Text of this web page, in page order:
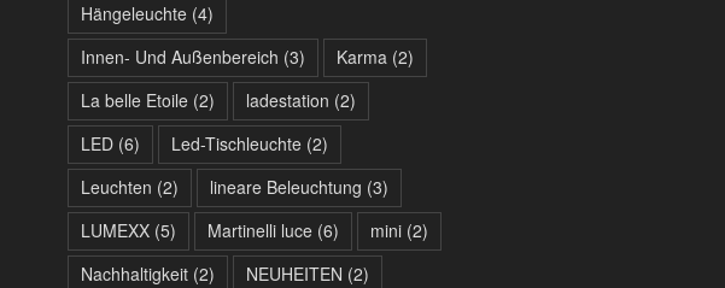
Hängeleuchte(4)
Innen- Und Außenbereich (3) Karma(2)
La belle Etoile(2) ladestation (2)
LED(6) Led-Tischleuchte(2)
Leuchten (2) lineare Beleuchtung (3)
LUMEXX(5) Martinelli luce(6) mini(2)
Nachhaltigkeit(2) NEUHEITEN (2)